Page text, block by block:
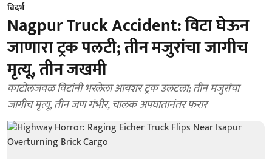
विदर्भ
Nagpur Truck Accident: विटा घेऊन
जाणारा ट्रक पलटी; तीन मजुरांचा जागीच
मृत्यू, तीन जखमी
काटोलजवळ विटांनी भरलेला आयशर ट्रक उलटला; तीन मजुरांचा
जागीच मृत्यू, तीन जण गंभीर, चालक अपघातानंतर फरार